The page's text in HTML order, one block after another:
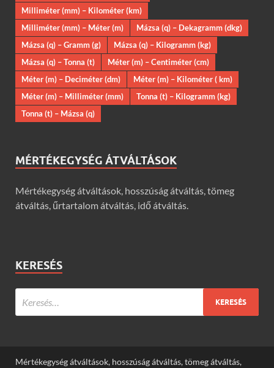
Milliméter (mm) – Kilométer (km)
Milliméter (mm) – Méter (m)
Mázsa (q) – Dekagramm (dkg)
Mázsa (q) – Gramm (g)
Mázsa (q) – Kilogramm (kg)
Mázsa (q) – Tonna (t)
Méter (m) – Centiméter (cm)
Méter (m) – Deciméter (dm)
Méter (m) – Kilométer ( km)
Méter (m) – Milliméter (mm)
Tonna (t) – Kilogramm (kg)
Tonna (t) – Mázsa (q)
MÉRTÉKEGYSÉG ÁTVÁLTÁSOK
Mértékegység átváltások, hosszúság átváltás, tömeg
átváltás, űrtartalom átváltás, idő átváltás.
KERESÉS
Mértékegység átváltások, hosszúság átváltás, tömeg átváltás,